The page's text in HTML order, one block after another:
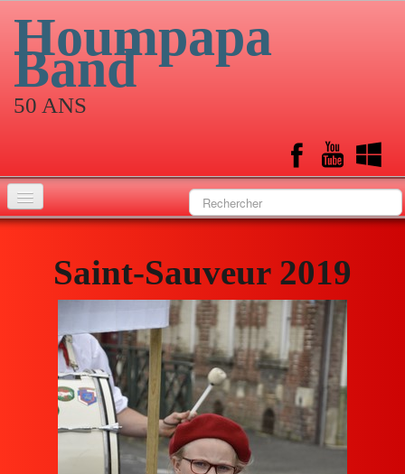
Houmpapa
Band
50 ANS
Historique
Calendrier
Albums
Saint-Sauveur 2019